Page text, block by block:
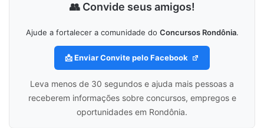
👥 Convide seus amigos!
Ajude a fortalecer a comunidade do Concursos Rondônia.
📩 Enviar Convite pelo Facebook
Leva menos de 30 segundos e ajuda mais pessoas a
receberem informações sobre concursos, empregos e
oportunidades em Rondônia.